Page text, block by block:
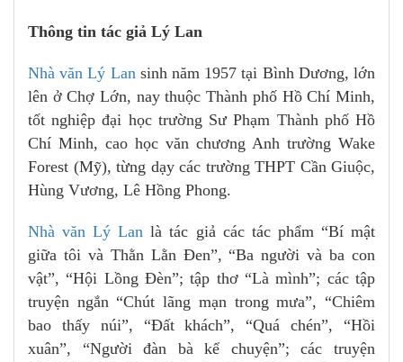
Thông tin tác giả Lý Lan
Nhà văn Lý Lansinh năm 1957 tại Bình Dương, lớn
lên ở Chợ Lớn, nay thuộc Thành phố Hồ Chí Minh,
tốt nghiệp đại học trường Sư Phạm Thành phố Hồ
Chí Minh, cao học văn chương Anh trường Wake
Forest (Mỹ), từng dạy các trường THPT Cần Giuộc,
Hùng Vương, Lê Hồng Phong.
Nhà văn Lý Lan là tác giả các tác phẩm “Bí mật
giữa tôi và Thằn Lằn Đen”, “Ba người và ba con
vật”, “Hội Lồng Đèn”; tập thơ “Là mình”; các tập
truyện ngắn “Chút lãng mạn trong mưa”, “Chiêm
bao thấy núi”, “Đất khách”, “Quá chén”, “Hồi
xuân”, “Người đàn bà kể chuyện”; các truyện